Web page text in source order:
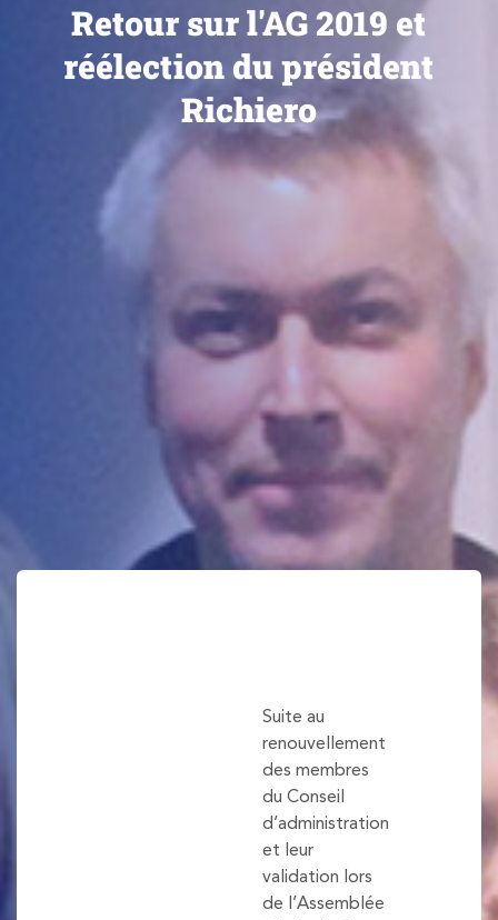
Retour sur l'AG 2019 et
réélection du président
Richiero
Suite au
renouvellement
des membres
du Conseil
d’administration
et leur
validation lors
de l’Assemblée